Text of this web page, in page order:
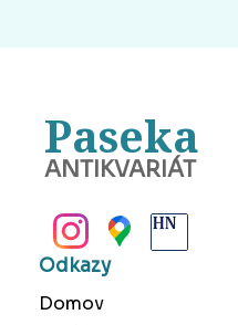
Paseka
ANTIKVARIÁT
Odkazy
Domov